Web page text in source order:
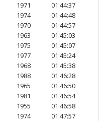
1971
01:44:37
1974
01:44:48
1970
01:44:57
1963
01:45:03
1975
01:45:07
1977
01:45:24
1968
01:45:38
1988
01:46:28
1965
01:46:50
1981
01:46:54
1955
01:46:58
1974
01:47:57